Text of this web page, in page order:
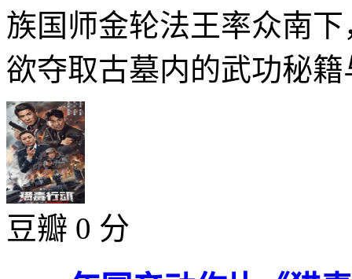
族国师金轮法王率众南
欲夺取古墓内的武功秘
豆瓣 0 分